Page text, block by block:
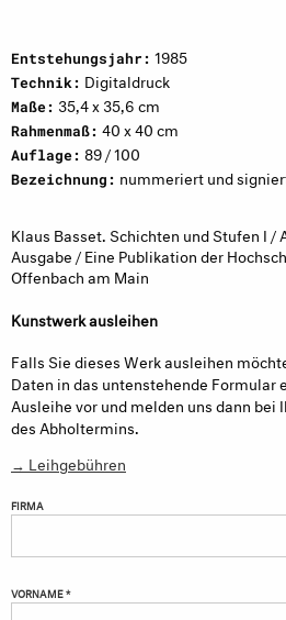
Entstehungsjahr: 1985
Technik: Digitaldruck
Maße: 35,4 x 35,6 cm
Rahmenmaß: 40 x 40 cm
Auflage: 89 / 100
Bezeichnung: nummeriert und
Klaus Basset. Schichten und Stufen I /
Ausgabe / Eine Publikation der
Offenbach am Main
Kunstwerk ausleihen
Falls Sie dieses Werk ausleihen
Daten in das untenstehende Formular
Ausleihe vor und melden uns dann bei
des Abholtermins.
→ Leihgebühren
FIRMA
VORNAME *